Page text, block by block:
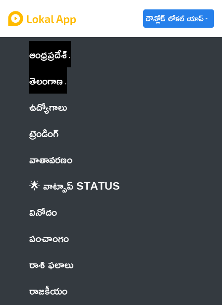
డౌన్లోడ్ లోకల్ యాప్
ఆంధ్రప్రదేశ్
తెలంగాణ
ఉద్యోగాలు
ట్రెండింగ్
వాతావరణం
🌟 వాట్సాప్ STATUS
వినోదం
పంచాంగం
రాశి ఫలాలు
రాజకీయం